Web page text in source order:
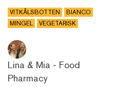
VITKÅLSBOTTEN
BIANCO
MINGEL
VEGETARISK
Lina & Mia - Food
Pharmacy